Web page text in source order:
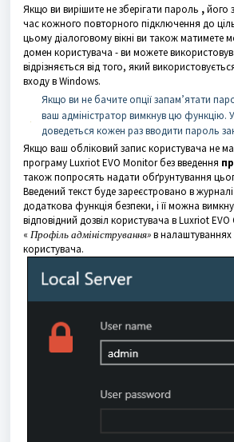
Якщо ви вирішите не зберігати пароль ,його
час кожного повторного підключення до
цьому діалоговому вікні ви також матимете
домен користувача - ви можете
відрізняється від того, який
входу в Windows.
Якщо ви не бачите опції запам’ятати
ваш адміністратор вимкнув цю функцію.
доведеться кожен раз вводити пароль
Якщо ваш обліковий запис користувача не
програму Luxriot EVO Monitor без введення
також попросять надати обґрунтування
Введений текст буде зареєстровано в
додаткова функція безпеки, і її можна
відповідний дозвіл користувача в Luxriot EVO
« Профіль адміністрування»в налаштуваннях
користувача.